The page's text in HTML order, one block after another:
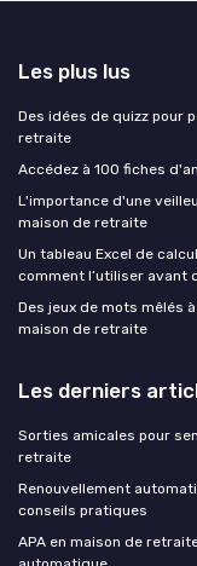
Les plus lus
Des idées de quizz pour
retraite
Accédez à 100 fiches
L'importance d'une
maison de retraite
Un tableau Excel de
comment l’utiliser avant
Des jeux de mots mêlés
maison de retraite
Les derniers
Sorties amicales pour
retraite
Renouvellement
conseils pratiques
APA en maison de